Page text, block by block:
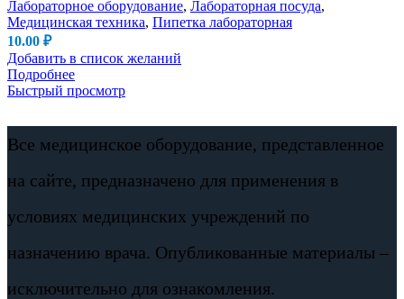
Лабораторное оборудование, Лабораторная посуда,
Медицинская техника, Пипетка лабораторная
10.00 ₽
Добавить в список желаний
Подробнее
Быстрый просмотр
Все медицинское оборудование, представленное
на сайте, предназначено для применения в
условиях медицинских учреждений по
назначению врача. Опубликованные материалы –
исключительно для ознакомления.